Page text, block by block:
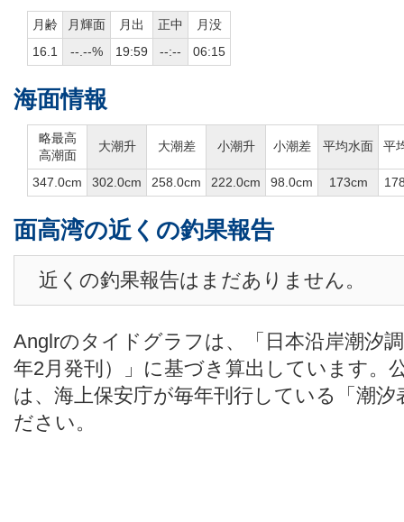
月齢 月輝面 月出 正中
月没
16.1
--.--% 19:59 --:-- 06:15
海面情報
略最高
高潮面
大潮升 大潮差 小潮升 小潮差 平均水面 平
347.0cm 302.0cm 258.0cm 222.0cm 98.0cm 173cm
面高湾の近くの釣果報告
近くの釣果報告はまだありません。
Anglrのタイドグラフは、「日本沿岸潮汐
年2月発刊）」に基づき算出しています。
は、海上保安庁が毎年刊行している「潮
ださい。